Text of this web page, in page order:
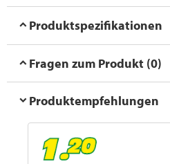
Produktspezifikationen
Fragen zum Produkt (0)
Produktempfehlungen